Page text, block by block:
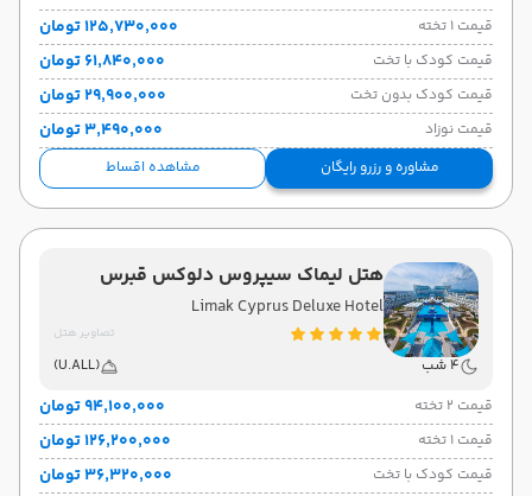
قیمت 1 تخته ۱۲۵٬۷۳۰٬۰۰۰ تومان
قیمت کودک با تخت ۶۱٬۸۴۰٬۰۰۰ تومان
قیمت کودک بدون تخت ۲۹٬۹۰۰٬۰۰۰ تومان
قیمت نوزاد ۳٬۴۹۰٬۰۰۰ تومان
مشاوره و رزرو رایگان مشاهده اقساط
هتل لیماک سیپروس دلوکس قبرس
Limak Cyprus Deluxe Hotel
تصاویر هتل
4 شب
(U.ALL)
قیمت 2 تخته
۹۴٬۱۰۰٬۰۰۰ تومان
قیمت 1 تخته ۱۲۶٬۲۰۰٬۰۰۰ تومان
قیمت کودک با تخت ۳۶٬۳۲۰٬۰۰۰ تومان